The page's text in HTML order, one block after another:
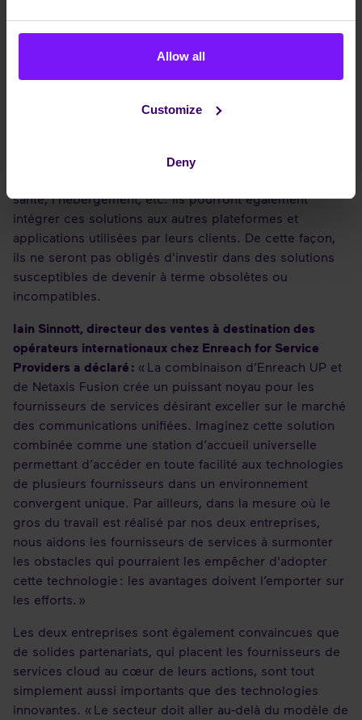
Allow all
Customize
Deny
offre par ailleurs une flexibilité et des options de
personnalisation lui permettant de répondre aux
besoins de différents marchés. Les fournisseurs de
services pourront ainsi choisir parmi un large éventail
des segments spécifiques, tels que les petites
santé, l'hébergement, etc. Ils pourront également
intégrer ces solutions aux autres plateformes et
applications utilisées par leurs clients. De cette façon,
ils ne seront pas obligés d'investir dans des solutions
susceptibles de devenir à terme obsolètes ou
incompatibles.
Iain Sinnott, directeur des ventes à destination des
opérateurs internationaux chez Enreach for Service
Providers a déclaré : « La combinaison d’Enreach UP et
de Netaxis Fusion crée un puissant noyau pour les
fournisseurs de services désirant exceller sur le marché
des communications unifiées. Imaginez cette solution
combinée comme une station d’accueil universelle
permettant d’accéder en toute facilité aux technologies
de plusieurs fournisseurs dans un environnement
convergent unique. Par ailleurs, dans la mesure où le
gros du travail est réalisé par nos deux entreprises,
nous aidons les fournisseurs de services à surmonter
les obstacles qui pourraient les empêcher d'adopter
cette technologie : les avantages doivent l’emporter sur
les efforts. »
Les deux entreprises sont également convaincues que
de solides partenariats, qui placent les fournisseurs de
services cloud au cœur de leurs actions, sont tout
simplement aussi importants que des technologies
innovantes. « Le secteur doit aller au-delà du modèle de